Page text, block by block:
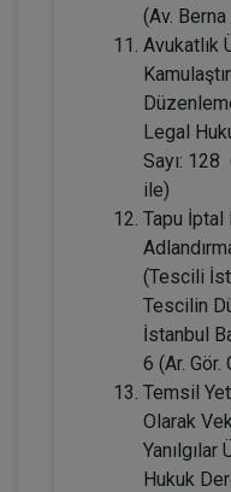
Kişiler Hukuku -
Kongresi - I.
360 TL
Tüketici
(Av.
Avukatlık
Legal
Sayı: 128
ile)
Tapu İptal
(Tescili
Tescilin
İstanbul
6 (Ar. Gör.
Temsil
Olarak
Hukuk